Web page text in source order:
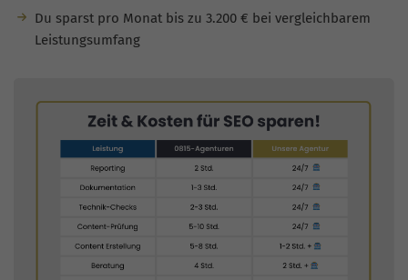
Du sparst pro Monat bis zu 3.200 € bei vergleichbarem
Leistungsumfang